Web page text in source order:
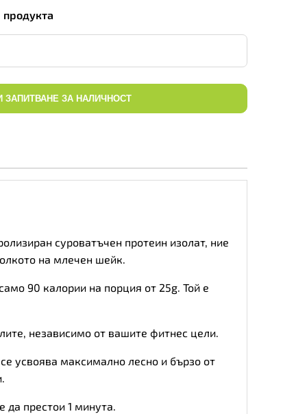
ЗАПИТВАНЕ ЗА НАЛИЧНОСТ
суроватъчен протеин изолат, ние
на млечен шейк.
90 калории на порция от 25g. Той е
независимо от вашите фитнес цели.
усвоява максимално лесно и бързо от
да престои 1 минута.